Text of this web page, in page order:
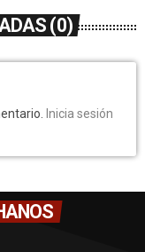
(0)
Inicia sesión